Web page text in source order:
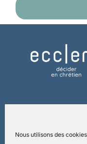
Nous utilisons des